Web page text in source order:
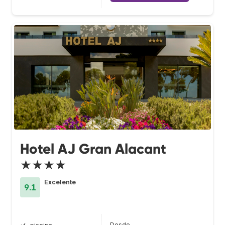
Hotel AJ Gran Alacant
★★★★
9.1
Excelente